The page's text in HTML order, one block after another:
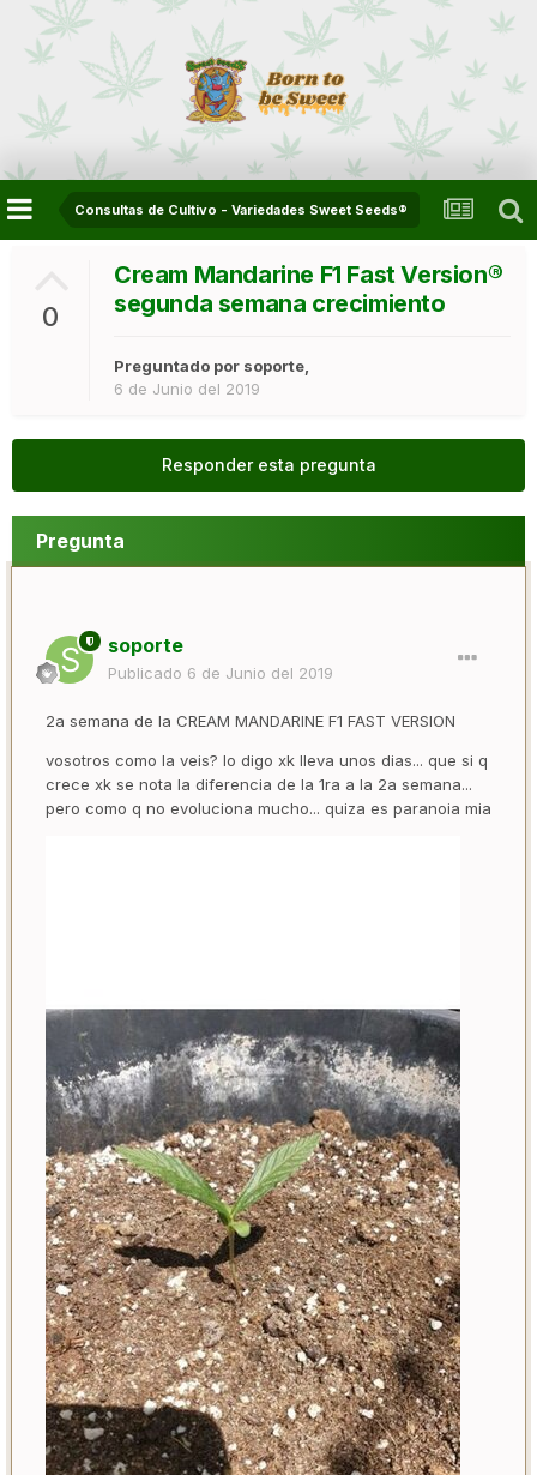
Consultas de Cultivo - Variedades Sweet Seeds®
0
Cream Mandarine F1 Fast Version®
segunda semana crecimiento
Preguntado por soporte,
6 de Junio del 2019
Responder esta pregunta
Pregunta
soporte
Publicado 6 de Junio del 2019
2a semana de la CREAM MANDARINE F1 FAST VERSION
vosotros como la veis? lo digo xk lleva unos dias... que si q
crece xk se nota la diferencia de la 1ra a la 2a semana...
pero como q no evoluciona mucho... quiza es paranoia mia